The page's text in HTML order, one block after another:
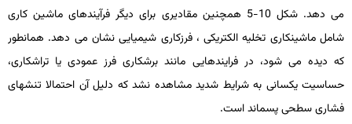
می ­دهد. شکل 10-5 هم­چنین مقادیری برای دیگر فرآیندهای ماشین­ کاری
شامل ماشین­کاری تخلیه الکتریکی ، فرزکاری شیمیایی نشان می­ دهد. همانطور
که دیده می­ شود، در فرایندهایی مانند برشکاری فرز عمودی یا تراشکاری،
حساسیت یکسانی به شرایط شدید مشاهده نشد که دلیل آن احتمالا تنش­های
فشاری سطحی پسماند است.